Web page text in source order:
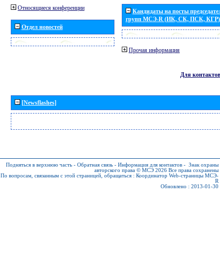
Относящиеся конференции
Отдел новостей
Кандидаты на посты
групп МСЭ-R (ИК, СК, ПСК, КГР)
Прочая информация
Для контактов
[Newsflashes]
Подняться в верхнюю часть - Обратная связь - Информация для контактов - Знак охраны
авторского права © МСЭ 2026 Все права сохранены
По вопросам, связанным с этой страницей, обращаться : Координатор Web-страницы МСЭ-
R
Обновлено : 2013-01-30